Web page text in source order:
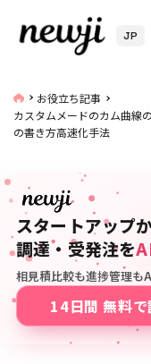
JP
お役立ち記事
カスタムメードのカム曲線
の書き方高速化手法
スタートアップ
調達・受発注を
相見積比較も進捗管理も
14日間 無料で